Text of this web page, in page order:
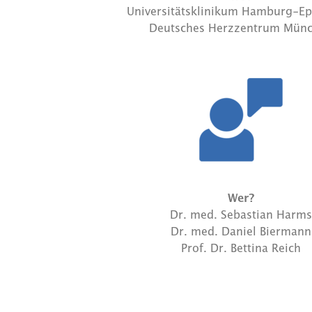
Universitätsklinikum Hamburg-
Deutsches Herzzentrum
Wer?
Dr. med. Sebastian Harms
Dr. med. Daniel Biermann
Prof. Dr. Bettina Reich